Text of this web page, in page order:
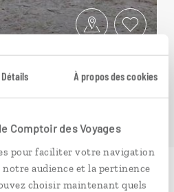
Détails À propos des cookies
Comptoir des Voyages
pour faciliter votre navigation
audience et la pertinence
choisir maintenant quels